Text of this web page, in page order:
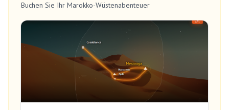
Buchen Sie Ihr Marokko-Wüstenabenteuer